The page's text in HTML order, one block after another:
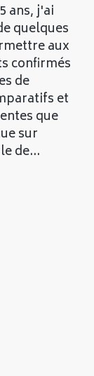
ans, j'ai
quelques
aux
confirmés
de
et
que
sur
de...